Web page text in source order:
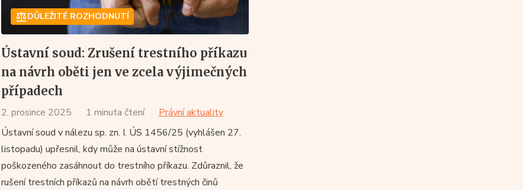
DŮLEŽITÉ ROZHODNUTÍ
Ústavní soud: Zrušení trestního příkazu
na návrh oběti jen ve zcela výjimečných
případech
2. prosince 2025 1 minuta čtení
Právní aktuality
Ústavní soud v nálezu sp. zn. I. ÚS 1456/25 (vyhlášen 27.
listopadu) upřesnil, kdy může na ústavní stížnost
poškozeného zasáhnout do trestního příkazu. Zdůraznil, že
rušení trestních příkazů na návrh obětí trestných činů